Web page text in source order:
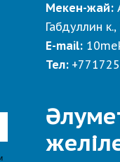
Мекен-жай:
Габдуллин к.,
E-mail:
Тел: